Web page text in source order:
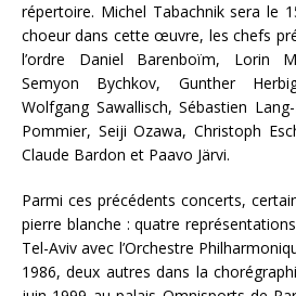
répertoire. Michel Tabachnik sera le
choeur dans cette œuvre, les chefs
l’ordre Daniel Barenboïm, Lorin
Semyon Bychkov, Gunther
Wolfgang Sawallisch, Sébastien
Pommier, Seiji Ozawa, Christoph
Claude Bardon et Paavo Järvi.
Parmi ces précédents concerts,
pierre blanche : quatre
Tel-Aviv avec l’Orchestre
1986, deux autres dans la